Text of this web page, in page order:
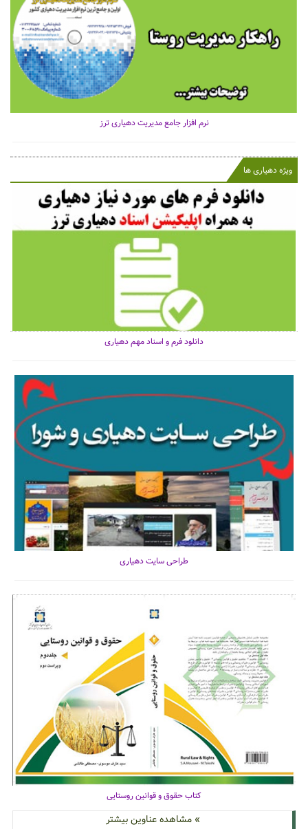
نرم افزار جامع مدیریت دهیاری ترز
ویژه دهیاری ها
دانلود فرم و اسناد مهم دهیاری
طراحی سایت دهیاری
کتاب حقوق و قوانین روستایی
» مشاهده عناوین بیشتر